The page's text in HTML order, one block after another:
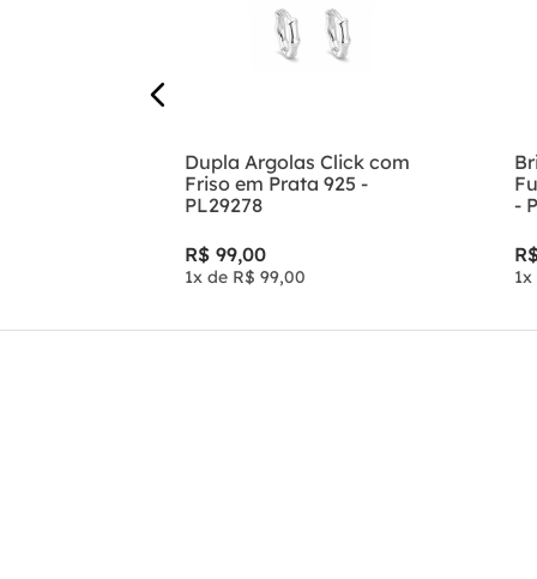
Dupla Argolas Click com
Friso em Prata 925 -
PL29278
R$ 99,00
1x de R$ 99,00
-
1x